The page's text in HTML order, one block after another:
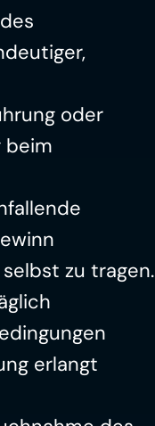
oder
beim
zu tragen.
erlangt